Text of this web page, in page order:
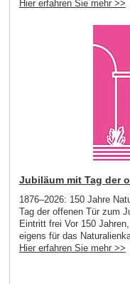
Hier erfahren Sie mehr >>
Jubiläum mit Tag der
1876–2026: 150 Jahre
Tag der offenen Tür zum
Eintritt frei Vor 150
eigens für das
Hier erfahren Sie mehr >>